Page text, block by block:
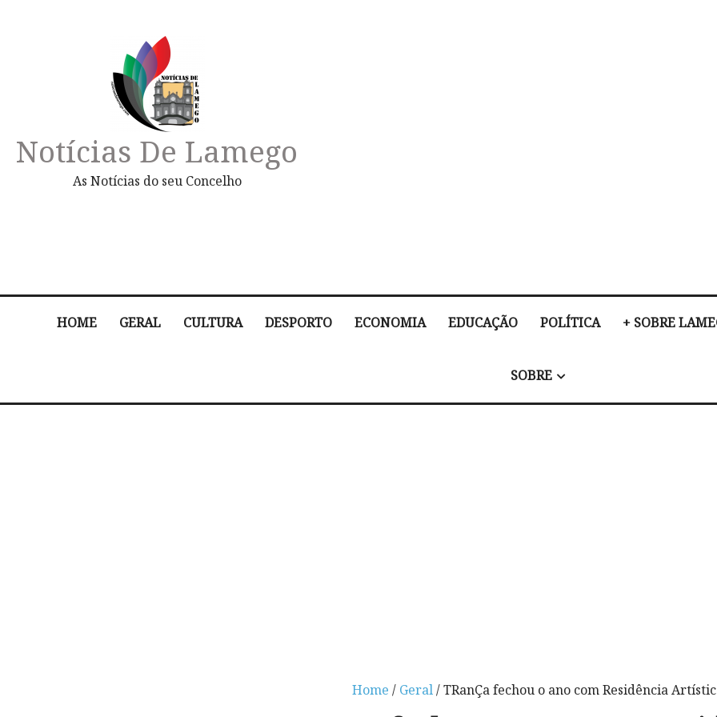
Notícias De Lamego
As Notícias do seu Concelho
HOME GERAL CULTURA DESPORTO ECONOMIA EDUCAÇÃO POLÍTICA + SOBRE
SOBRE
Home / Geral/ TRanÇa fechou o ano com Residência